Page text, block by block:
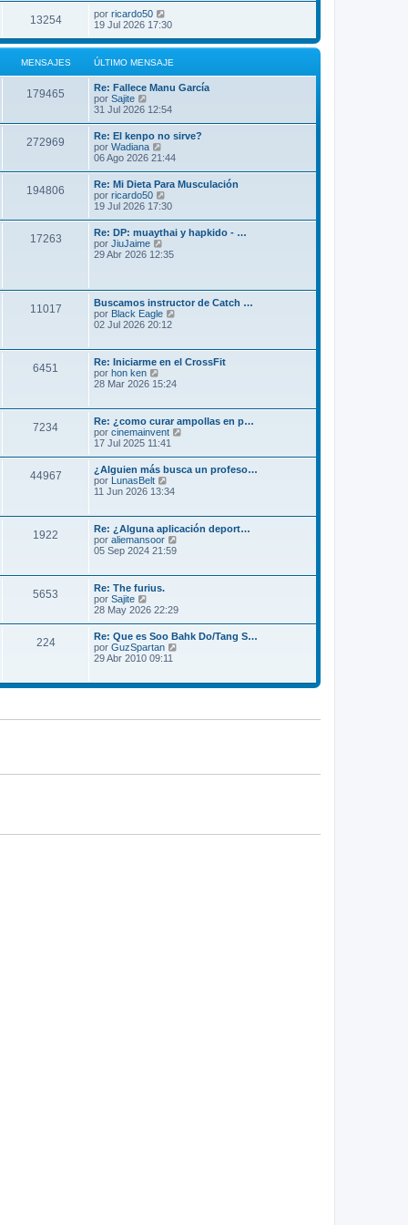
13254 por ricardo50
19 Jul 2026 17:30
MENSAJES ÚLTIMO MENSAJE
179465
Re: Fallece Manu García
por Sajite
e
l
t
i
m
o
m
e
n
s
a
j
e
31 Jul 2026 12:54
272969
Re: El kenpo no sirve?
por Wadiana
e
l
t
i
m
o
e
a
j
e
06 Ago 2026 21:44
194806
Re: Mi Dieta Para Musculación
por ricardo50
e
l
t
i
m
e
n
s
j
e
19 Jul 2026 17:30
17263
Re: DP: muaythai y hapkido - …
por JiuJaime
e
i
m
o
e
n
a
e
29 Abr 2026 12:35
11017
Buscamos instructor de Catch …
por Black Eagle
t
m
m
e
n
a
j
e
02 Jul 2026 20:12
6451
Re: Iniciarme en el CrossFit
por hon ken
e
t
i
m
o
m
e
n
a
j
e
28 Mar 2026 15:24
7234
Re: ¿como curar ampollas en p…
por cinemainvent
l
o
m
a
17 Jul 2025 11:41
44967
¿Alguien más busca un profeso…
por LunasBelt
e
l
t
i
m
m
s
a
e
11 Jun 2026 13:34
1922
Re: ¿Alguna aplicación deport…
por aliemansoor
m
o
m
a
j
05 Sep 2024 21:59
5653
Re: The furius.
por Sajite
e
ú
l
t
i
o
n
28 May 2026 22:29
224
Re: Que es Soo Bahk Do/Tang S…
por GuzSpartan
l
m
s
29 Abr 2010 09:11